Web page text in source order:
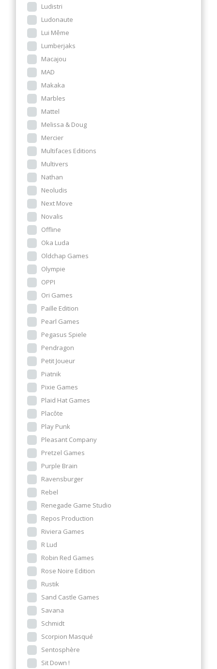
Ludistri
Ludonaute
Lui Même
Lumberjaks
Macajou
MAD
Makaka
Marbles
Mattel
Melissa & Doug
Mercier
Multifaces Editions
Multivers
Nathan
Neoludis
Next Move
Novalis
Offline
Oka Luda
Oldchap Games
Olympie
OPPI
Ori Games
Paille Edition
Pearl Games
Pegasus Spiele
Pendragon
Petit Joueur
Piatnik
Pixie Games
Plaid Hat Games
Placôte
Play Punk
Pleasant Company
Pretzel Games
Purple Brain
Ravensburger
Rebel
Renegade Game Studio
Repos Production
Riviera Games
R Lud
Robin Red Games
Rose Noire Edition
Rustik
Sand Castle Games
Savana
Schmidt
Scorpion Masqué
Sentosphère
Sit Down !